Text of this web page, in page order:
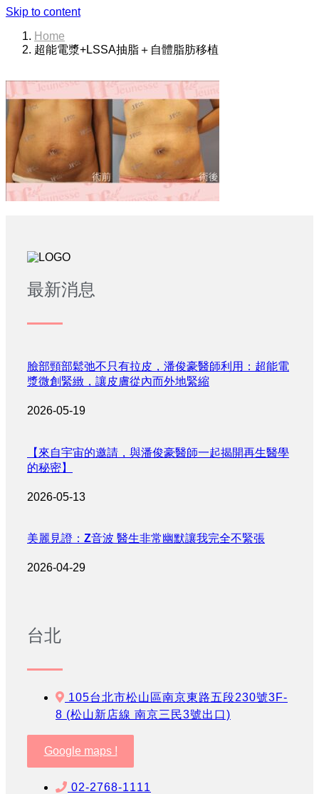
Skip to content
Home
超能電漿+LSSA抽脂＋自體脂肪移植
最新消息
臉部頸部鬆弛不只有拉皮，潘俊豪醫師利用：超能電
漿微創緊緻，讓皮膚從內而外地緊縮
2026-05-19
【來自宇宙的邀請，與潘俊豪醫師一起揭開再生醫學
的秘密】
2026-05-13
美麗見證：Z音波 醫生非常幽默讓我完全不緊張
2026-04-29
台北
105台北市松山區南京東路五段230號3F-
8 (松山新店線 南京三民3號出口)
Google maps !
02-2768-1111